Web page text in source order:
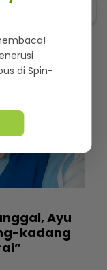
Ayu
kadang
di Spin-